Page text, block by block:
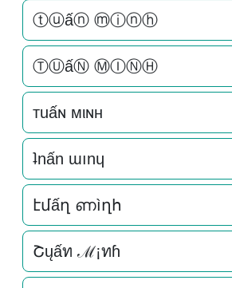
ⓣⓤấⓝ ⓜⓘⓝⓗ
ⓉⓊấⓃ ⓂⒾⓃⒽ
тuấɴ мιɴн
ʇnấn ɯınɥ
էմấղ ണìղհ
Շųấท ℳ¡ทɦ